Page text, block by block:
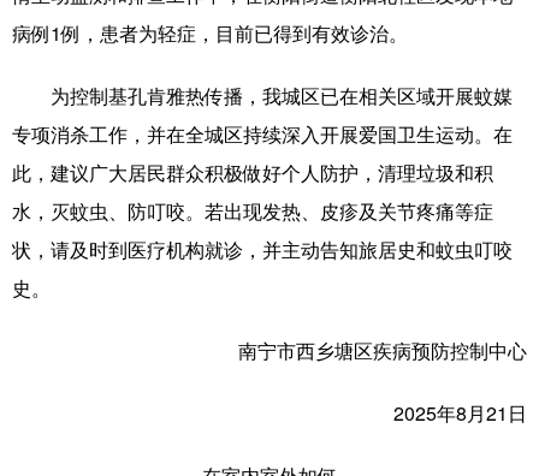
病例1例，患者为轻症，目前已得到有效诊治。
为控制基孔肯雅热传播，我城区已在相关区域开展蚊媒
专项消杀工作，并在全城区持续深入开展爱国卫生运动。在
此，建议广大居民群众积极做好个人防护，清理垃圾和积
水，灭蚊虫、防叮咬。若出现发热、皮疹及关节疼痛等症
状，请及时到医疗机构就诊，并主动告知旅居史和蚊虫叮咬
史。
南宁市西乡塘区疾病预防控制中心
2025年8月21日